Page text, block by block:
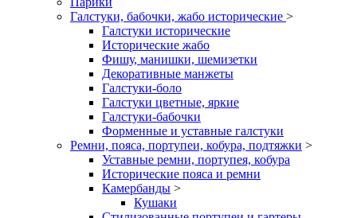
Галстуки, бабочки, жабо исторические >
Галстуки исторические
Исторические жабо
Фишу, манишки, шемизетки
Декоративные манжеты
Галстуки-боло
Галстуки цветные, яркие
Галстуки-бабочки
Форменные и уставные галстуки
Ремни, пояса, портупеи, кобура, подтяжки >
Уставные ремни, портупея, кобура
Исторические пояса и ремни
Камербанды >
Кушаки